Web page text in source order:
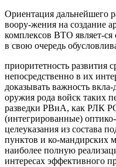
Ориентация дальнейшего
воору-жения на создание
комплексов ВТО являет-ся
в свою очередь
приоритетность развития
непосредственно в их
доказывать важность
оружия рода войск таких
разведки РВиА, как РЛК
(интегрированные)
целеуказания из состава
пунктов и ко-мандирских
наиболее полную
интересах эффективного